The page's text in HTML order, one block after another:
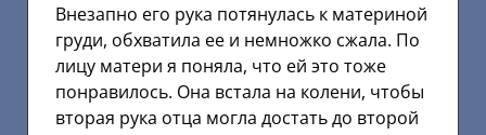
Внезапно его рука потянулась к материной
груди, обхватила ее и немножко сжала. По
лицу матери я поняла, что ей это тоже
понравилось. Она встала на колени, чтобы
вторая рука отца могла достать до второй